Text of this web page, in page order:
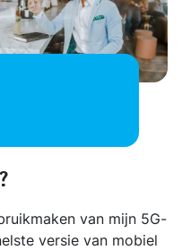
van mijn 5G-
versie van mobiel